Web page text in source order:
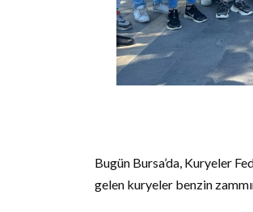
Bugün Bursa’da, Kuryeler
gelen kuryeler benzin